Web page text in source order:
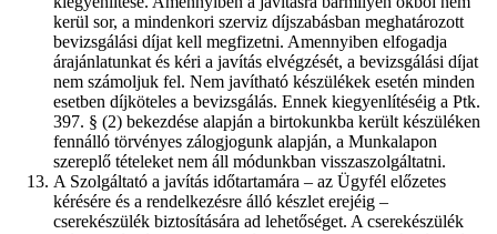
kerül sor, a mindenkori szerviz díjszabásban meghatározott
bevizsgálási díjat kell megfizetni. Amennyiben elfogadja
árajánlatunkat és kéri a javítás elvégzését, a bevizsgálási díjat
nem számoljuk fel. Nem javítható készülékek esetén minden
esetben díjköteles a bevizsgálás. Ennek kiegyenlítéséig a Ptk.
397. § (2) bekezdése alapján a birtokunkba került készüléken
fennálló törvényes zálogjogunk alapján, a Munkalapon
szereplő tételeket nem áll módunkban visszaszolgáltatni.
A Szolgáltató a javítás időtartamára – az Ügyfél előzetes
kérésére és a rendelkezésre álló készlet erejéig –
cserekészülék biztosítására ad lehetőséget. A cserekészülék